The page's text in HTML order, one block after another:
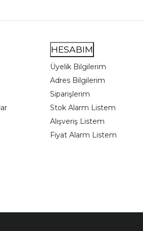
HESABIM
Üyelik Bilgilerim
Adres Bilgilerim
Siparişlerim
Stok Alarm Listem
Alışveriş Listem
Fiyat Alarm Listem